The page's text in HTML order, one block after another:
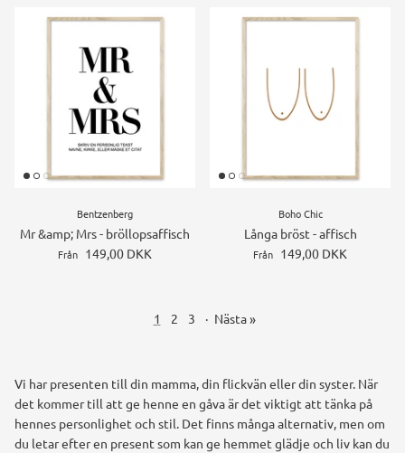
Bentzenberg
Mr &amp; Mrs - bröllopsaffisch
Från 149,00 DKK
Boho Chic
Långa bröst - affisch
Från 149,00 DKK
1 2 3 · Nästa »
Vi har presenten till din mamma, din flickvän eller din syster. När
det kommer till att ge henne en gåva är det viktigt att tänka på
hennes personlighet och stil. Det finns många alternativ, men om
du letar efter en present som kan ge hemmet glädje och liv kan du